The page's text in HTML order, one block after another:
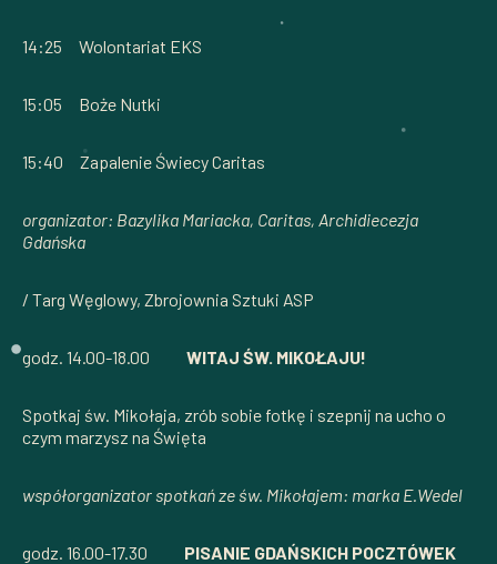
14:25 Wolontariat EKS
15:05 Boże Nutki
15:40 Zapalenie Świecy Caritas
organizator: Bazylika Mariacka, Caritas, Archidiecezja
Gdańska
/ Targ Węglowy, Zbrojownia Sztuki ASP
godz. 14.00-18.00 WITAJ ŚW. MIKOŁAJU!
Spotkaj św. Mikołaja, zrób sobie fotkę i szepnij na ucho o
czym marzysz na Święta
współorganizator spotkań ze św. Mikołajem: marka E.Wedel
godz. 16.00-17.30 PISANIE GDAŃSKICH POCZTÓWEK